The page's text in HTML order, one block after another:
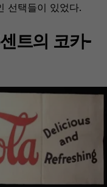
선택들이 있었다.
트의 코카-